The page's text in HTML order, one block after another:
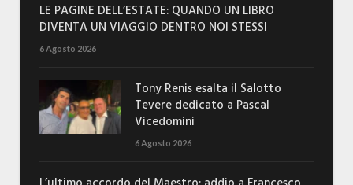
LE PAGINE DELL’ESTATE: QUANDO UN LIBRO
DIVENTA UN VIAGGIO DENTRO NOI STESSI
6 Agosto 2026
Tony Renis esalta il Salotto
Tevere dedicato a Pascal
Vicedomini
6 Agosto 2026